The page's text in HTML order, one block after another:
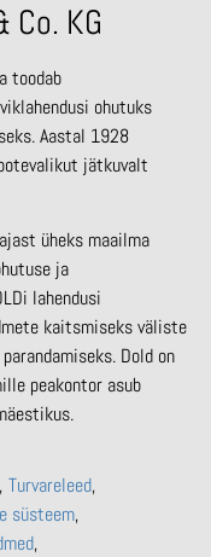
Co. KG
toodab
ohutuks
Aastal 1928
jätkuvalt
üheks maailma
ja
lahendusi
kaitsmiseks väliste
Dold on
peakontor asub
Turvareleed
süsteem